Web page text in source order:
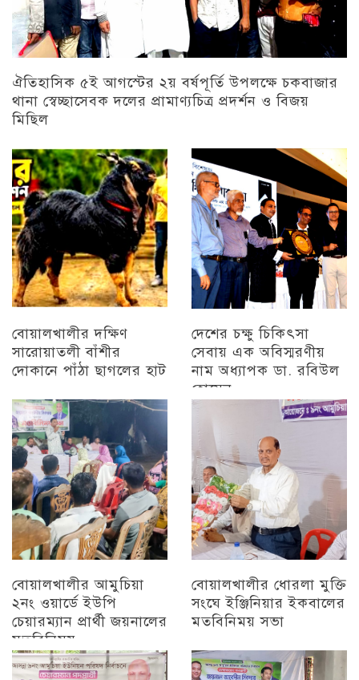
ঐতিহাসিক ৫ই আগস্টের ২য় বর্ষপূর্তি উপলক্ষে চকবাজার
থানা স্বেচ্ছাসেবক দলের প্রামাণ্যচিত্র প্রদর্শন ও বিজয়
মিছিল
বোয়ালখালীর দক্ষিণ
সারোয়াতলী বাঁশীর
দোকানে পাঁঠা ছাগলের হাট
দেশের চক্ষু চিকিৎসা
সেবায় এক অবিস্মরণীয়
নাম অধ্যাপক ডা. রবিউল
হোসেন
বোয়ালখালীর আমুচিয়া
২নং ওয়ার্ডে ইউপি
চেয়ারম্যান প্রার্থী জয়নালের
মতবিনিময়
চট্টগ্রাম
বোয়ালখালীর ধোরলা মুক্তি
সংঘে ইঞ্জিনিয়ার ইকবালের
মতবিনিময় সভা